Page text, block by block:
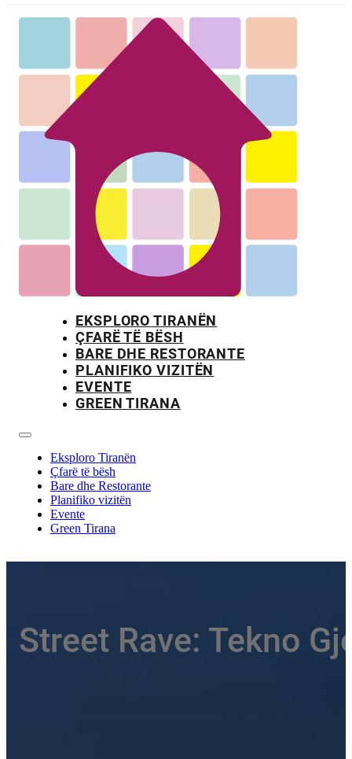
EKSPLORO TIRANËN
ÇFARË TË BËSH
BARE DHE RESTORANTE
PLANIFIKO VIZITËN
EVENTE
GREEN TIRANA
Eksploro Tiranën
Çfarë të bësh
Bare dhe Restorante
Planifiko vizitën
Evente
Green Tirana
Street Rave: Tekno